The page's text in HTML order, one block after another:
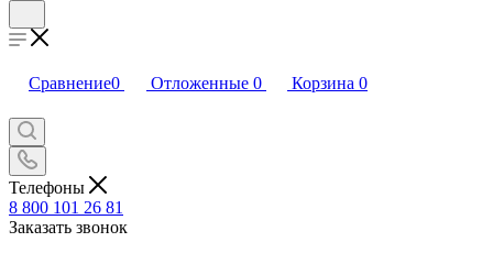
Сравнение0 Отложенные 0 Корзина 0
Телефоны
8 800 101 26 81
Заказать звонок